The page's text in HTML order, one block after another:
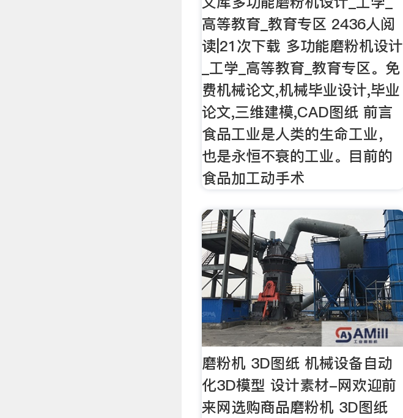
高等教育_教育专区 2436人阅
读|21次下载 多功能磨粉机设计
_工学_高等教育_教育专区。免
费机械论文,机械毕业设计,毕业
论文,三维建模,CAD图纸 前言
食品工业是人类的生命工业，
也是永恒不衰的工业。目前的
食品加工动手术
磨粉机 3D图纸 机械设备自动
化3D模型 设计素材-网欢迎前
来网选购商品磨粉机 3D图纸